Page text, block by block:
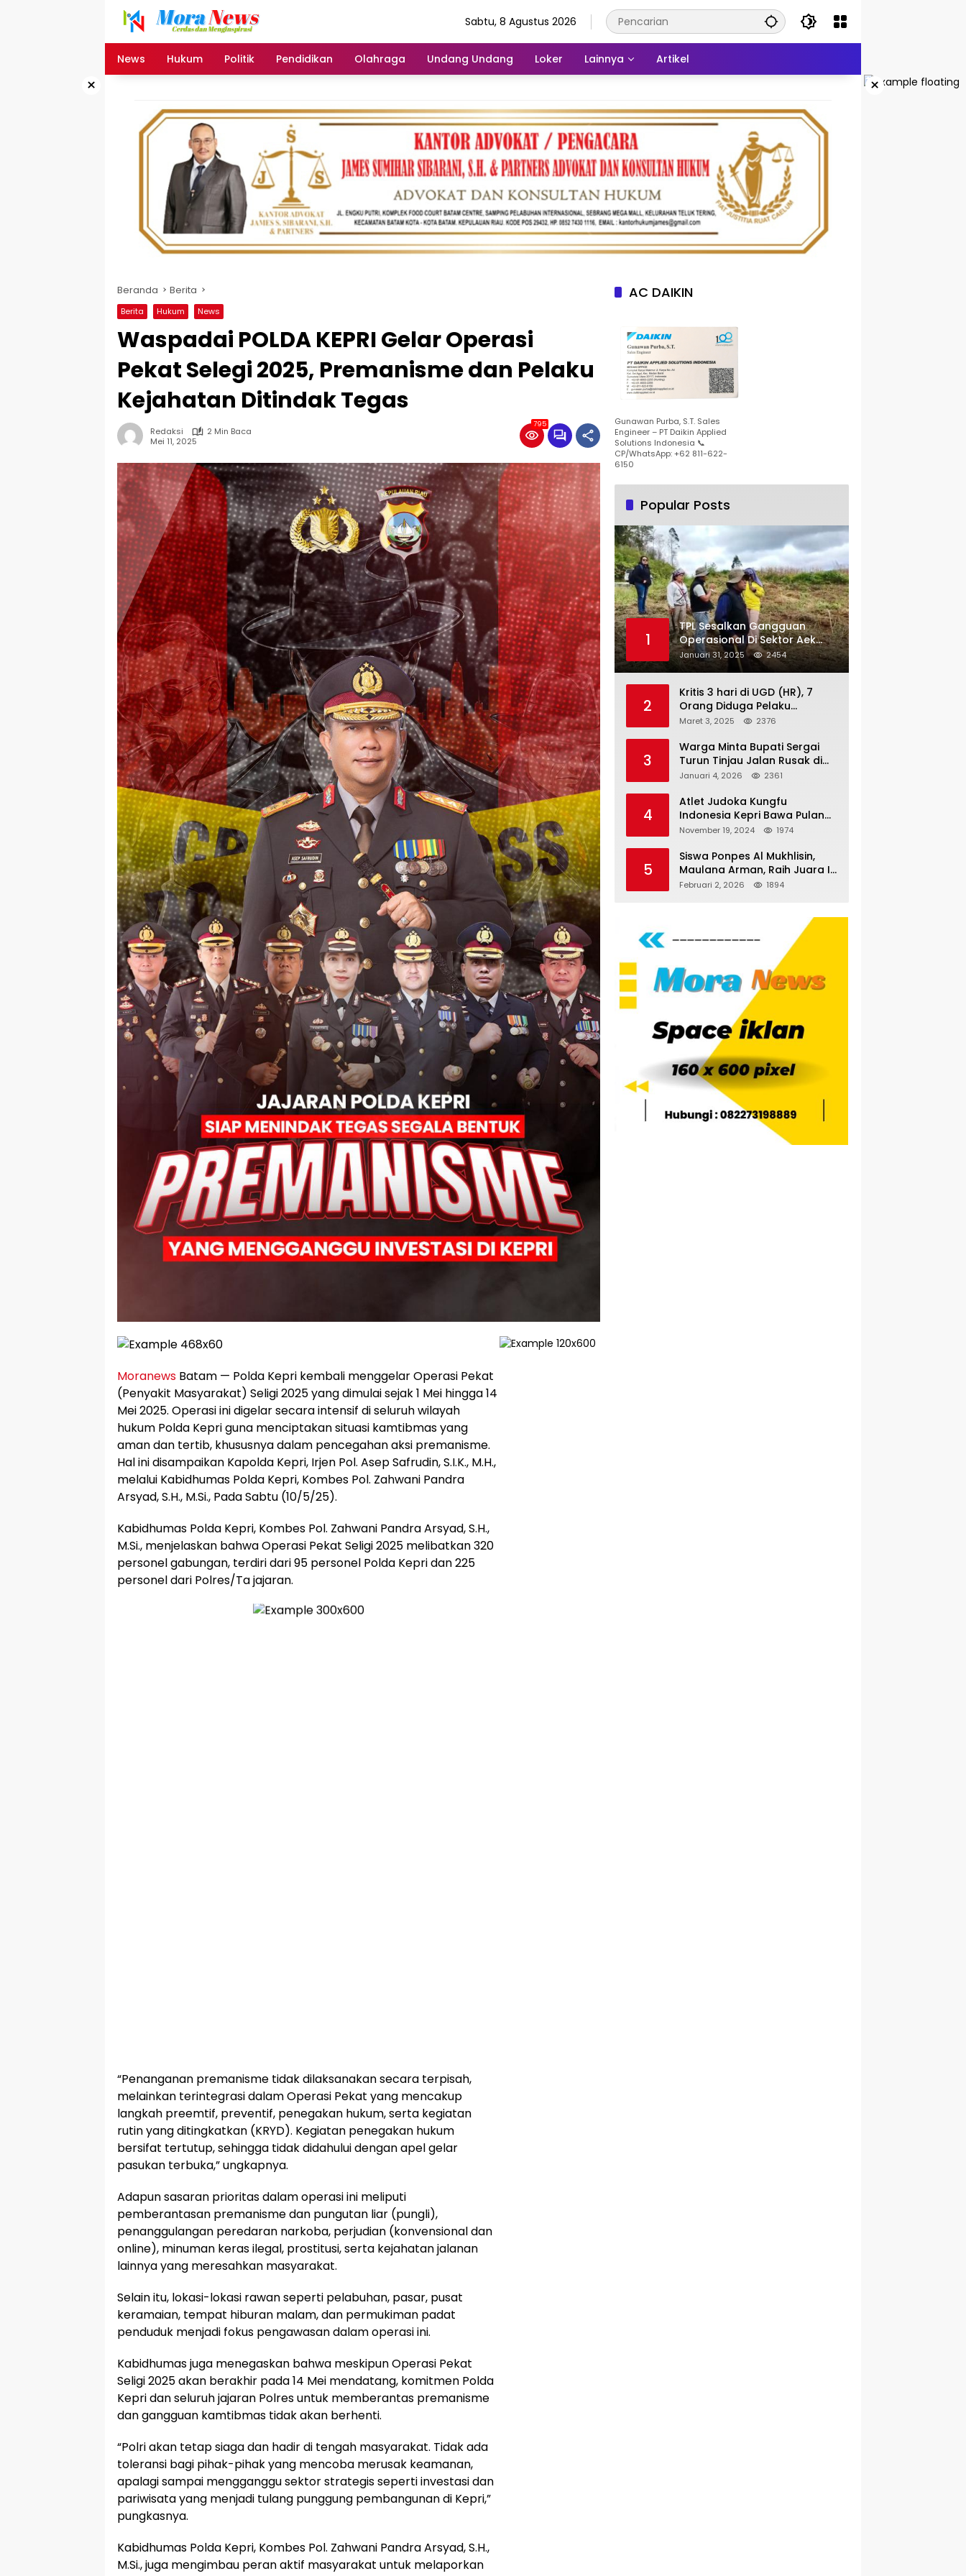
Sabtu, 8 Agustus 2026
News Hukum Politik Pendidikan Olahraga Undang Undang Loker Lainnya Artikel
× ×
Beranda Berita
Berita Hukum News
Waspadai POLDA KEPRI Gelar Operasi
Pekat Selegi 2025, Premanisme dan Pelaku
Kejahatan Ditindak Tegas
Redaksi
2 Min Baca
Mei 11, 2025
795
Moranews Batam — Polda Kepri kembali menggelar Operasi Pekat
(Penyakit Masyarakat) Seligi 2025 yang dimulai sejak 1 Mei hingga 14
Mei 2025. Operasi ini digelar secara intensif di seluruh wilayah
hukum Polda Kepri guna menciptakan situasi kamtibmas yang
aman dan tertib, khususnya dalam pencegahan aksi premanisme.
Hal ini disampaikan Kapolda Kepri, Irjen Pol. Asep Safrudin, S.I.K., M.H.,
melalui Kabidhumas Polda Kepri, Kombes Pol. Zahwani Pandra
Arsyad, S.H., M.Si., Pada Sabtu (10/5/25).
Kabidhumas Polda Kepri, Kombes Pol. Zahwani Pandra Arsyad, S.H.,
M.Si., menjelaskan bahwa Operasi Pekat Seligi 2025 melibatkan 320
personel gabungan, terdiri dari 95 personel Polda Kepri dan 225
personel dari Polres/Ta jajaran.
“Penanganan premanisme tidak dilaksanakan secara terpisah,
melainkan terintegrasi dalam Operasi Pekat yang mencakup
langkah preemtif, preventif, penegakan hukum, serta kegiatan
rutin yang ditingkatkan (KRYD). Kegiatan penegakan hukum
bersifat tertutup, sehingga tidak didahului dengan apel gelar
pasukan terbuka,” ungkapnya.
Adapun sasaran prioritas dalam operasi ini meliputi
pemberantasan premanisme dan pungutan liar (pungli),
penanggulangan peredaran narkoba, perjudian (konvensional dan
online), minuman keras ilegal, prostitusi, serta kejahatan jalanan
lainnya yang meresahkan masyarakat.
Selain itu, lokasi-lokasi rawan seperti pelabuhan, pasar, pusat
keramaian, tempat hiburan malam, dan permukiman padat
penduduk menjadi fokus pengawasan dalam operasi ini.
Kabidhumas juga menegaskan bahwa meskipun Operasi Pekat
Seligi 2025 akan berakhir pada 14 Mei mendatang, komitmen Polda
Kepri dan seluruh jajaran Polres untuk memberantas premanisme
dan gangguan kamtibmas tidak akan berhenti.
“Polri akan tetap siaga dan hadir di tengah masyarakat. Tidak ada
toleransi bagi pihak-pihak yang mencoba merusak keamanan,
apalagi sampai mengganggu sektor strategis seperti investasi dan
pariwisata yang menjadi tulang punggung pembangunan di Kepri,”
pungkasnya.
Kabidhumas Polda Kepri, Kombes Pol. Zahwani Pandra Arsyad, S.H.,
M.Si., juga mengimbau peran aktif masyarakat untuk melaporkan
AC DAIKIN
Gunawan Purba, S.T. Sales
Engineer – PT Daikin Applied
Solutions Indonesia 📞
CP/WhatsApp: +62 811-622-
6150
Popular Posts
1
TPL Sesalkan Gangguan
Operasional Di Sektor Aek
Nauli
Januari 31, 2025 2454
2
Kritis 3 hari di UGD (HR), 7
Orang Diduga Pelaku
Pengeroyokan di Lift KTV
Kantor Hukum JAP
Pertanyakan Kinerja Polresta
Tanjungpinang
Maret 3, 2025 2376
3
Warga Minta Bupati Sergai
Turun Tinjau Jalan Rusak di
Dusun 4 Desa Sei Periuk
Januari 4, 2026 2361
4
Atlet Judoka Kungfu
Indonesia Kepri Bawa Pulang
11 Medali Pra Fornas bogor, 3
November 19, 2024 1974
5
Siswa Ponpes Al Mukhlisin,
Maulana Arman, Raih Juara I
Taekwondo Junior Putra di
Februari 2, 2026 1894